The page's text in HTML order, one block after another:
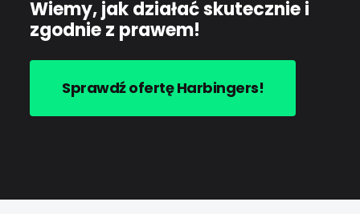
Wiemy, jak działać skutecznie i
zgodnie z prawem!
Sprawdź ofertę Harbingers!